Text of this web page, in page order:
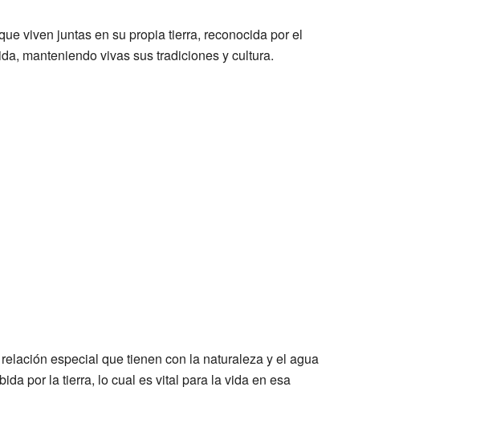
viven juntas en su propia tierra, reconocida por el
manteniendo vivas sus tradiciones y cultura.
especial que tienen con la naturaleza y el agua
por la tierra, lo cual es vital para la vida en esa